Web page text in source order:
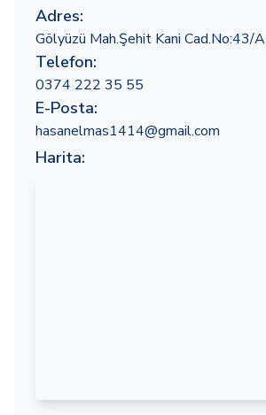
Adres:
Gölyüzü Mah.Şehit Kani Cad.No:43/A
Telefon:
0374 222 35 55
E-Posta:
hasanelmas1414@gmail.com
Harita: